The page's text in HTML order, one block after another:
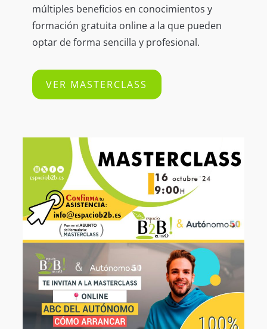
múltiples beneficios en conocimientos y
formación gratuita online a la que pueden
optar de forma sencilla y profesional.
VER MASTERCLASS